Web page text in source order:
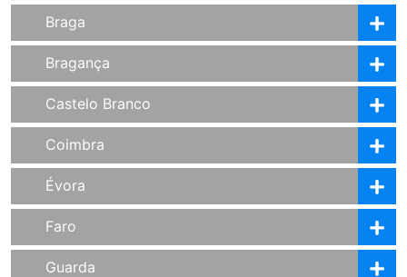
Braga
Bragança
Castelo Branco
Coimbra
Évora
Faro
Guarda